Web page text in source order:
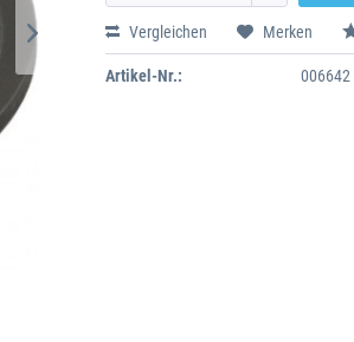
Vergleichen Merken
Artikel-Nr.: 006642